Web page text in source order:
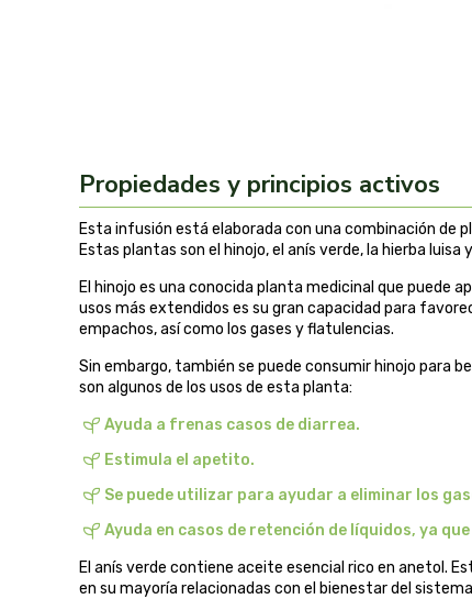
Propiedades y principios activos
Esta infusión está elaborada con una combinación de
Estas plantas son el hinojo, el anís verde, la hierba luisa
El hinojo es una conocida planta medicinal que puede
usos más extendidos es su gran capacidad para
empachos, así como los gases y flatulencias.
Sin embargo, también se puede consumir hinojo para
son algunos de los usos de esta planta:
Ayuda a frenas casos de diarrea.
Estimula el apetito.
Se puede utilizar para ayudar a eliminar los
Ayuda en casos de retención de líquidos, ya
El anís verde contiene aceite esencial rico en anetol.
en su mayoría relacionadas con el bienestar del